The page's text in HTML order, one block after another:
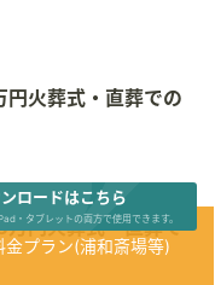
金プラン(浦和斎場等)
ロードはこちら
・タブレットの両方で使用できます。
火葬式・直葬での
万円火葬式・直葬で